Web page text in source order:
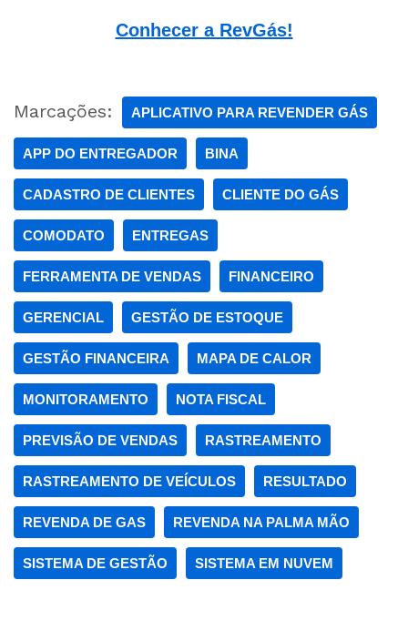
Conhecer a RevGás!
Marcações: APLICATIVO PARA REVENDER GÁS
APP DO ENTREGADOR BINA
CADASTRO DE CLIENTES CLIENTE DO GÁS
COMODATO ENTREGAS
FERRAMENTA DE VENDAS FINANCEIRO
GERENCIAL GESTÃO DE ESTOQUE
GESTÃO FINANCEIRA MAPA DE CALOR
MONITORAMENTO NOTA FISCAL
PREVISÃO DE VENDAS RASTREAMENTO
RASTREAMENTO DE VEÍCULOS RESULTADO
REVENDA DE GAS REVENDA NA PALMA MÃO
SISTEMA DE GESTÃO SISTEMA EM NUVEM